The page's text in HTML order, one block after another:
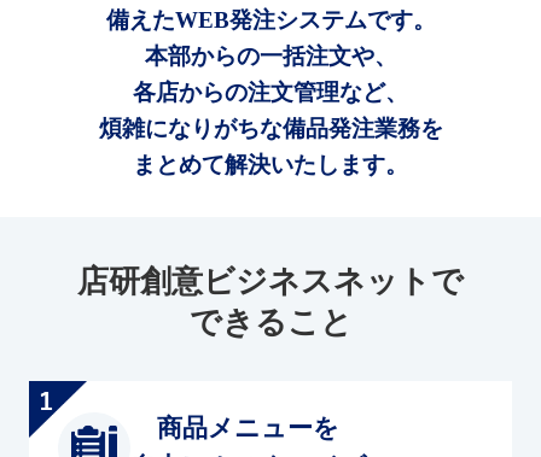
備えたWEB発注システムです。
本部からの一括注文や、
各店からの注文管理など、
煩雑になりがちな備品発注業務を
まとめて解決いたします。
店研創意ビジネスネットで
できること
商品メニューを